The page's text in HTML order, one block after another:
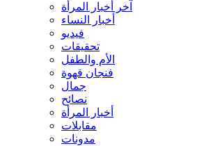
آخر أخبار المرأة
أخبار النساء
فيديو
تحقيقات
الأم والطفل
فنجان قهوة
جمال
نصائح
أخبار المرأة
مقابلات
مدونات